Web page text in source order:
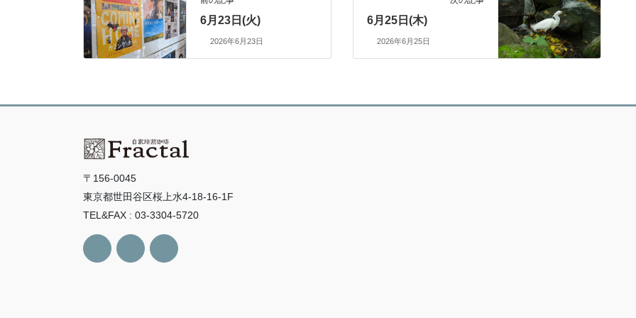
6月23日(火)
2026年6月23日
6月25日(木)
2026年6月25日
〒156-0045
東京都世田谷区桜上水4-18-16-1F
TEL&FAX : 03-3304-5720